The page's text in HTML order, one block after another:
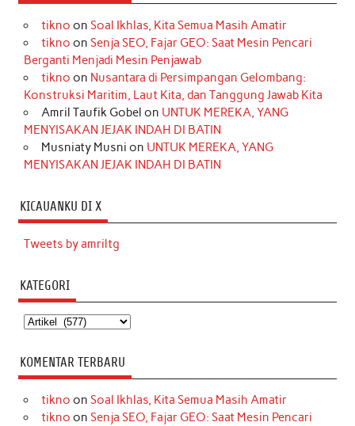
tikno on Soal Ikhlas, Kita Semua Masih Amatir
tikno on Senja SEO, Fajar GEO: Saat Mesin Pencari
Berganti Menjadi Mesin Penjawab
tikno on Nusantara di Persimpangan Gelombang:
Konstruksi Maritim, Laut Kita, dan Tanggung Jawab Kita
Amril Taufik Gobel on UNTUK MEREKA, YANG
MENYISAKAN JEJAK INDAH DI BATIN
Musniaty Musni on UNTUK MEREKA, YANG
MENYISAKAN JEJAK INDAH DI BATIN
KICAUANKU DI X
Tweets by amriltg
KATEGORI
Kategori
KOMENTAR TERBARU
tikno on Soal Ikhlas, Kita Semua Masih Amatir
tikno on Senja SEO, Fajar GEO: Saat Mesin Pencari